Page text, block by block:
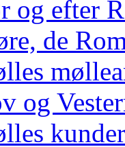
efter
de
og
kunder